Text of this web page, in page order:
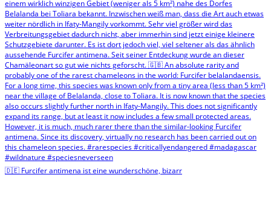
🇩🇪 Furcifer antimena ist eine wunderschöne, bizarr